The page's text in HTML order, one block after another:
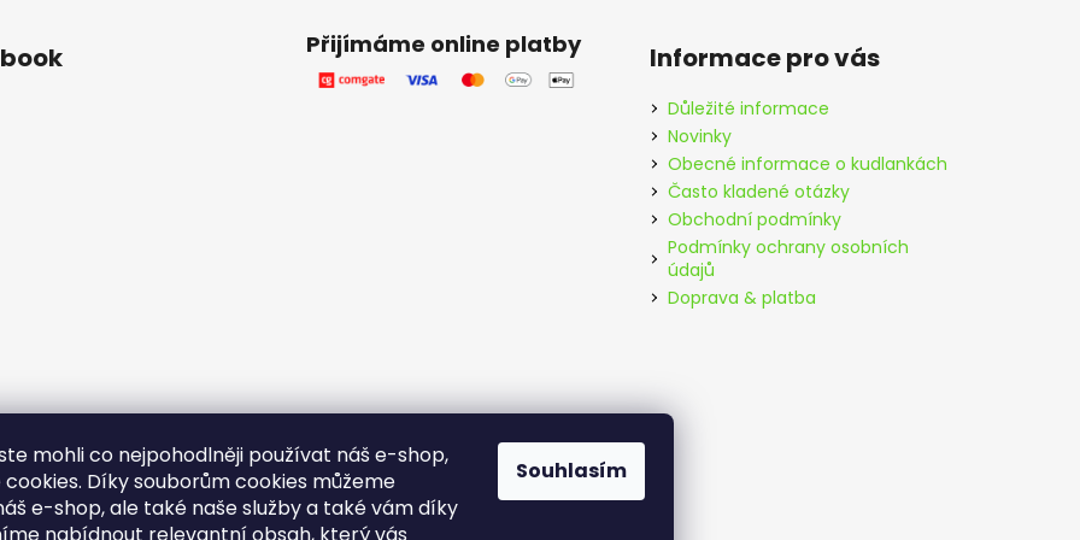
mohli co nejpohodlněji používat náš e-shop,
Díky souborům cookies můžeme
e-shop, ale také naše služby a také vám díky
Souhlasím
Přijímáme online platby Informace pro vás
Důležité informace
Novinky
Obecné informace o kudlankách
Často kladené otázky
Obchodní podmínky
Podmínky ochrany osobních
údajů
Doprava & platba